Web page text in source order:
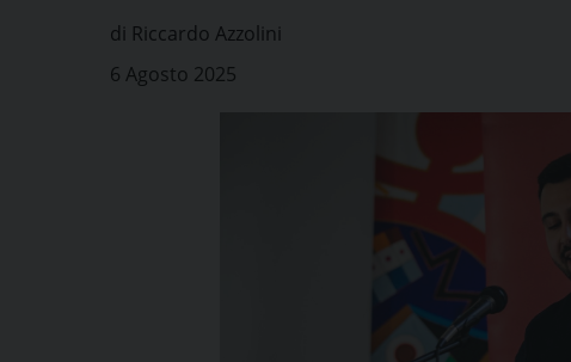
di Riccardo Azzolini
6 Agosto 2025